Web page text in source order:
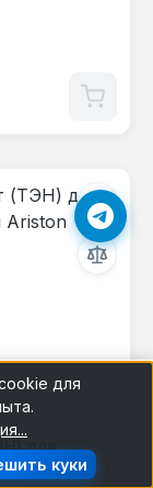
для
серии
для
куки